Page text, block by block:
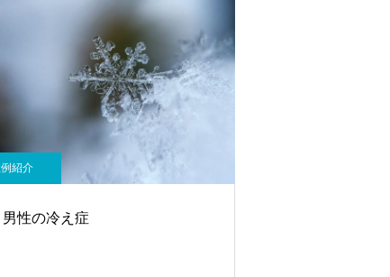
紹介
性の冷え症